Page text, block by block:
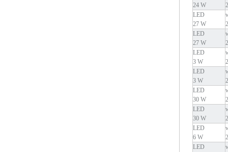
24 W
LED
27 W
LED
27 W
LED
3 W
LED
3 W
LED
30 W
LED
30 W
LED
6 W
LED